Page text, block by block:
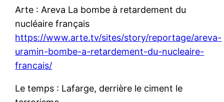
Arte : Areva La bombe à retardement du
nucléaire français
https://www.arte.tv/sites/story/reportage/areva-
uramin-bombe-a-retardement-du-nucleaire-
francais/
Le temps : Lafarge, derrière le ciment le